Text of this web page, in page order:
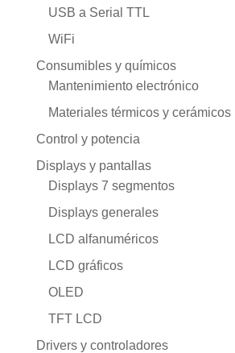
USB a Serial TTL
WiFi
Consumibles y químicos
Mantenimiento electrónico
Materiales térmicos y cerámicos
Control y potencia
Displays y pantallas
Displays 7 segmentos
Displays generales
LCD alfanuméricos
LCD gráficos
OLED
TFT LCD
Drivers y controladores